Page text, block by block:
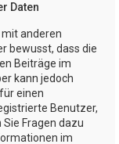
Daten
anderen
bewusst, dass die
Beiträge im
kann jedoch
einen
Benutzer,
Fragen dazu
im